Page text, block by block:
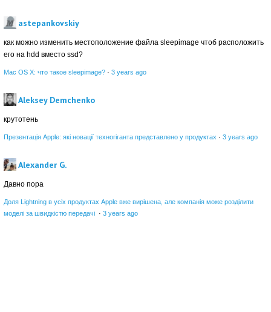
astepankovskiy
как можно изменить местоположение файла sleepimage чтоб расположить
его на hdd вместо ssd?
Mac OS X: что такое sleepimage? · 3 years ago
Aleksey Demchenko
крутотень
Презентація Apple: які новації техногіганта представлено у продуктах · 3 years ago
Alexander G.
Давно пора
Доля Lightning в усіх продуктах Apple вже вирішена, але компанія може розділити
моделі за швидкістю передачі · 3 years ago